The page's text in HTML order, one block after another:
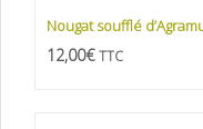
Nougat soufflé
12,00€ TTC